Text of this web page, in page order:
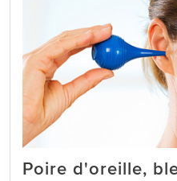
Poire d'oreille,